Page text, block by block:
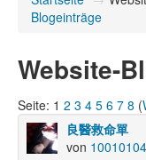
Blogeinträge
Website-
Seite: 1 2 3 4 5 6 7 8 (
良醫救命單
von